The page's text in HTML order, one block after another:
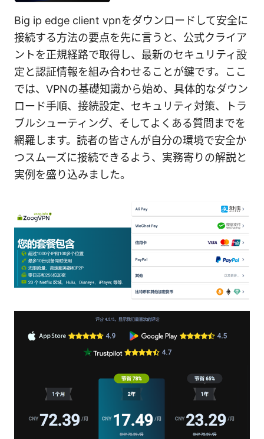
Big ip edge client vpnをダウンロードして安全に
接続する方法の要点を先に言うと、公式クライア
ントを正規経路で取得し、最新のセキュリティ設
定と認証情報を組み合わせることが鍵です。ここ
では、VPNの基礎知識から始め、具体的なダウン
ロード手順、接続設定、セキュリティ対策、トラ
ブルシューティング、そしてよくある質問までを
網羅します。読者の皆さんが自分の環境で安全か
つスムーズに接続できるよう、実務寄りの解説と
実例を盛り込みました。